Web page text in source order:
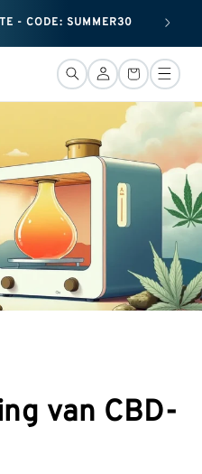
- CODE: SUMMER30 + 25 G
AansluitinG
Mand
van CBD-